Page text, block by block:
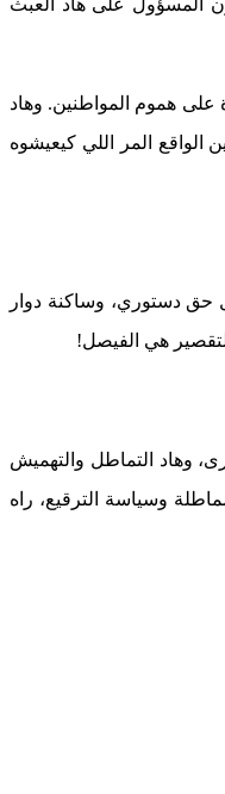
هموم المواطنين. وهاد
الواقع المر اللي كيعيشوه
حق دستوري، وساكنة دوار
هي الفيصل!
وهاد التماطل والتهميش
وسياسة الترقيع، راه